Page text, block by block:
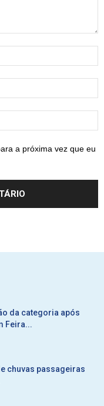
a próxima vez que eu
da categoria após
Feira...
chuvas passageiras